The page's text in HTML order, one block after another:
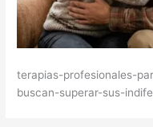
terapias-profesionales-
buscan-superar-sus-